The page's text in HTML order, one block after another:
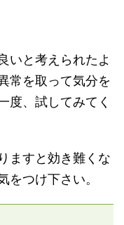
いと考えられたよ
常を取って気分を
度、試してみてく
ますと効き難くな
をつけ下さい。